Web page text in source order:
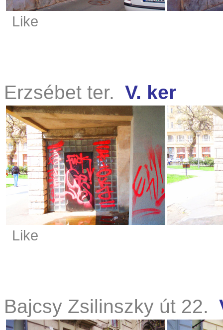
Like
Erzsébet ter. V. ker
Like
Bajcsy Zsilinszky út 22.